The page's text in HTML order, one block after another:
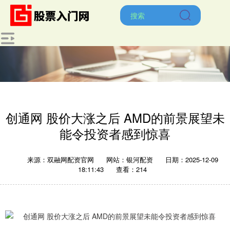
创通网 股价大涨之后 AMD的前景展望未
能令投资者感到惊喜
来源：双融网配资官网 网站：银河配资
日期：2025-12-09
18:11:43
查看：214